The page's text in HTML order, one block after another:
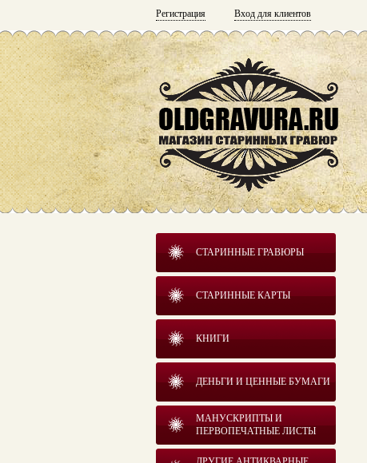
Регистрация Вход для клиентов
СТАРИННЫЕ ГРАВЮРЫ
СТАРИННЫЕ КАРТЫ
КНИГИ
ДЕНЬГИ И ЦЕННЫЕ БУМАГИ
МАНУСКРИПТЫ И
ПЕРВОПЕЧАТНЫЕ ЛИСТЫ